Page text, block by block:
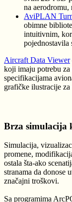
na aerodromu,
AviPLAN
obimne
intuitivnim,
pojednostavila
Aircraft Data Viewer
koji imaju potrebu
specifikacijama
grafičke ilustracije
Brza simulacija
Simulacija,
promene,
ostala šta-ako
stranama da donose
značajni troškovi.
Sa programima